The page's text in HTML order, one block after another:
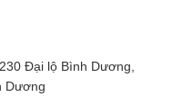
Đại lộ Bình Dương,
Dương